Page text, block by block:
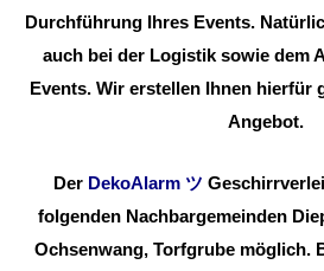
Durchführung Ihres Events.
auch bei der Logistik sowie dem
Events. Wir erstellen Ihnen hierfür
Angebot.
Der DekoAlarm ツ
folgenden Nachbargemeinden
Ochsenwang, Torfgrube möglich.